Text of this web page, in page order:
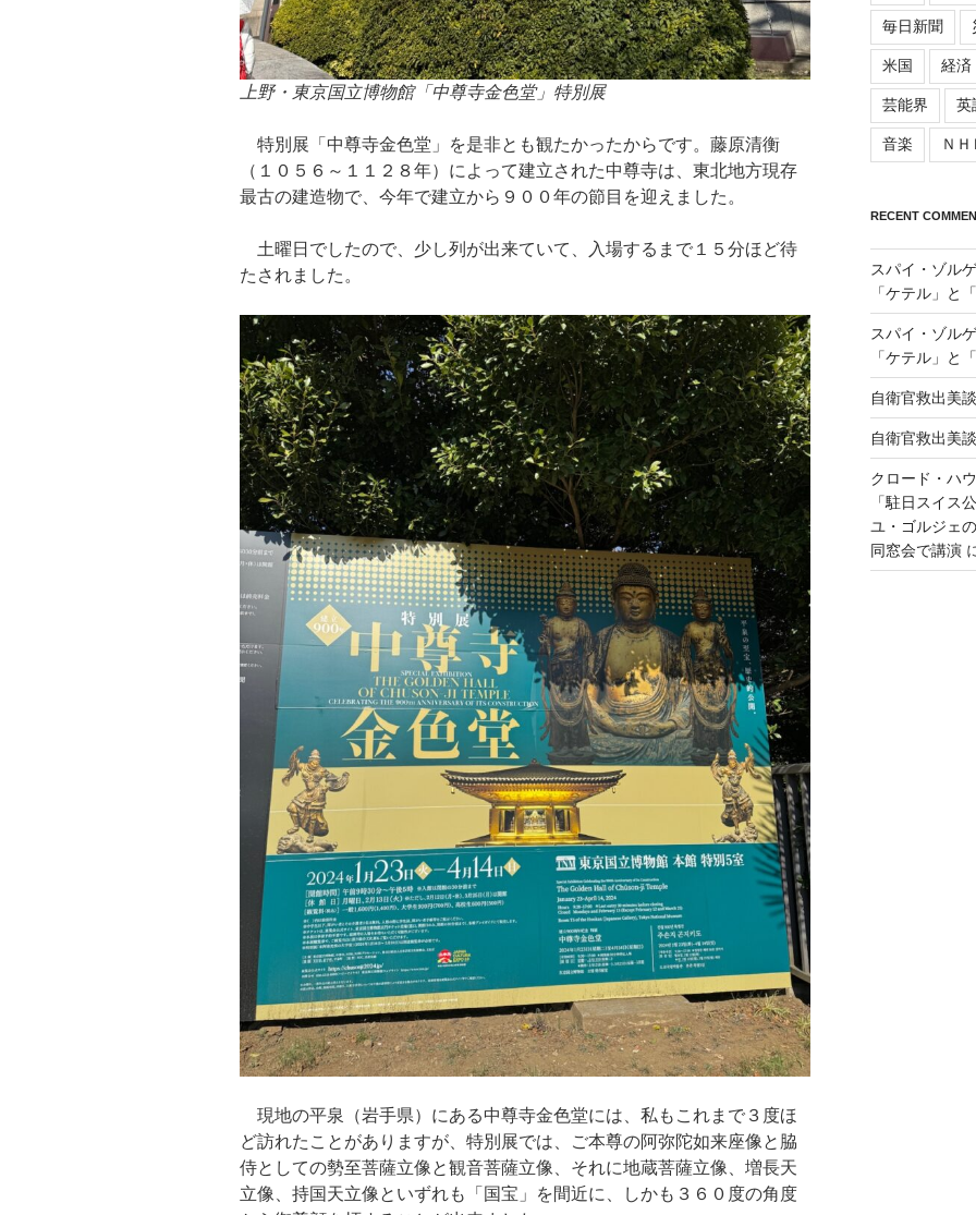
上野・東京国立博物館「中尊寺金色堂」特別展
特別展「中尊寺金色堂」を是非とも観たかったからです。藤原清衡
（１０５６～１１２８年）によって建立された中尊寺は、東北地方現存
最古の建造物で、今年で建立から９００年の節目を迎えました。
土曜日でしたので、少し列が出来ていて、入場するまで１５分ほど待
たされました。
現地の平泉（岩手県）にある中尊寺金色堂には、私もこれまで３度ほ
ど訪れたことがありますが、特別展では、ご本尊の阿弥陀如来座像と脇
侍としての勢至菩薩立像と観音菩薩立像、それに地蔵菩薩立像、増長天
立像、持国天立像といずれも「国宝」を間近に、しかも３６０度の角度
毎日新聞
米国 経済
芸能界 英
音楽 ＮＨ
RECENT
スパイ・ゾル
「ケテル」と
スパイ・ゾル
「ケテル」と
自衛官救出美
自衛官救出美
クロード・ハ
「駐日スイス
ユ・ゴルジェ
同窓会で講演